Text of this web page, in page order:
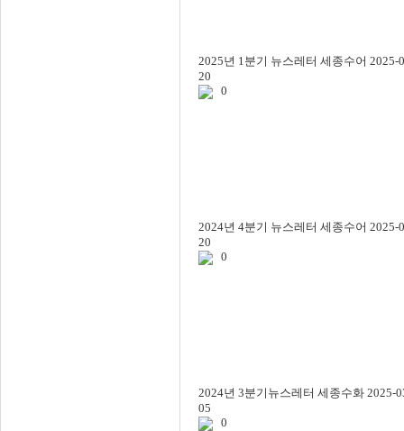
2025년 1분기 뉴스레터 세종수어 2025-
20
0
2024년 4분기 뉴스레터 세종수어 2025-
20
0
2024년 3분기뉴스레터 세종수화 2025-
05
0